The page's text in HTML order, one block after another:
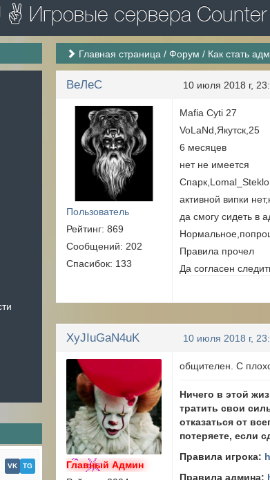
✌ Игровые сервера Counter
VK TG
Главная страница /Форум / Как стать
ВеЛеС 10 июля 2018 г,
Пользователь
Рейтинг: 869
Сообщений: 202
Спасибок: 133
Mafia Cyti 27
VoLaNd,Якутск,25
6 месяцев
нет не имеется
Спарк,Lomal_Steklo
активной випки
да смогу сидеть в
Правила прочел
Да согласен
XyJIuGaN4uK 10 июля 2018 г,
Главный Админ
общителен. С
Ничего в этой
тратить свои
отказаться от
потеряете, если
Правила игрока:
Правила админа: